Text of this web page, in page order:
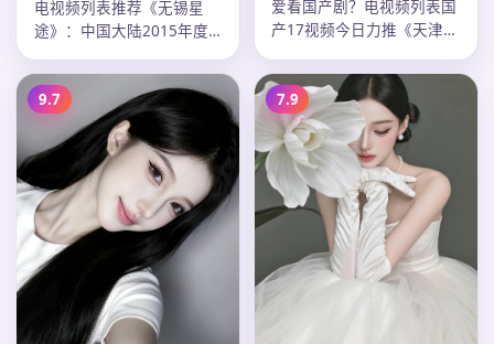
电视频列表推荐《无锡星
途》：中国大陆2015年度
乐领衔，…
爱看国产剧？电视频列表国
产17视频今日力推《天津夜
疑电…
9.7 7.9